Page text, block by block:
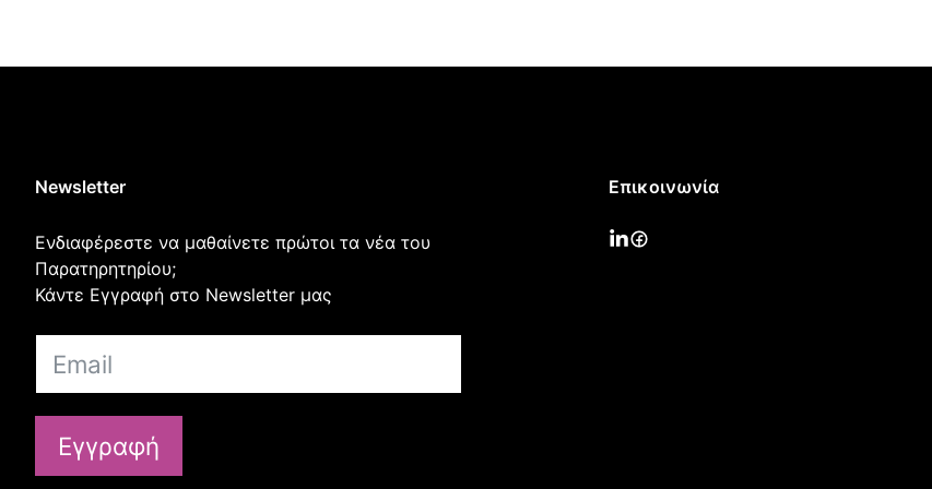
Newsletter
Ενδιαφέρεστε να μαθαίνετε πρώτοι τα νέα του
Παρατηρητηρίου;
Κάντε Εγγραφή στο Newsletter μας
Εγγραφή
Επικοινωνία